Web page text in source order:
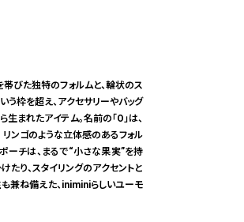
びた独特のフォルムと、輪状のス
う枠を超え、アクセサリーやバッグ
まれたアイテム。名前の「O」は、
リンゴのような立体感のあるフォル
ーチは、まるで“小さな果実”を持
たり、スタイリングのアクセントと
も兼ね備えた、iniminiらしいユーモ